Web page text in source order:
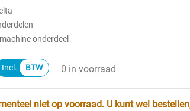
onderdeel
0 in voorraad
niet op voorraad. U kunt wel